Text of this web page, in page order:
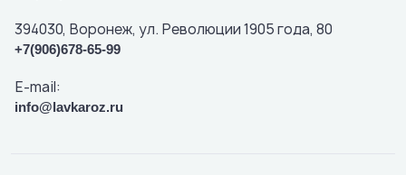
394030, Воронеж, ул. Революции 1905 года, 80
+7(906)678-65-99
E-mail:
info@lavkaroz.ru